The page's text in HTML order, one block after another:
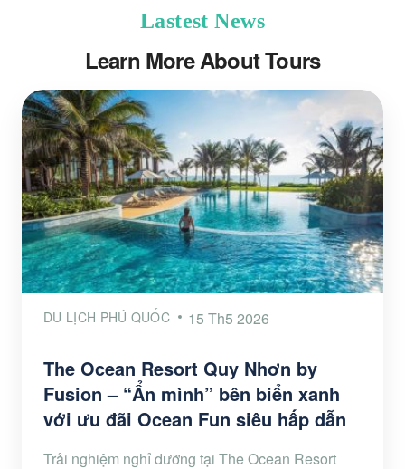
Lastest News
Learn More About Tours
DU LỊCH PHÚ QUỐC 15 Th5 2026
The Ocean Resort Quy Nhơn by
Fusion – “Ẩn mình” bên biển xanh
với ưu đãi Ocean Fun siêu hấp dẫn
Trải nghiệm nghỉ dưỡng tại The Ocean Resort